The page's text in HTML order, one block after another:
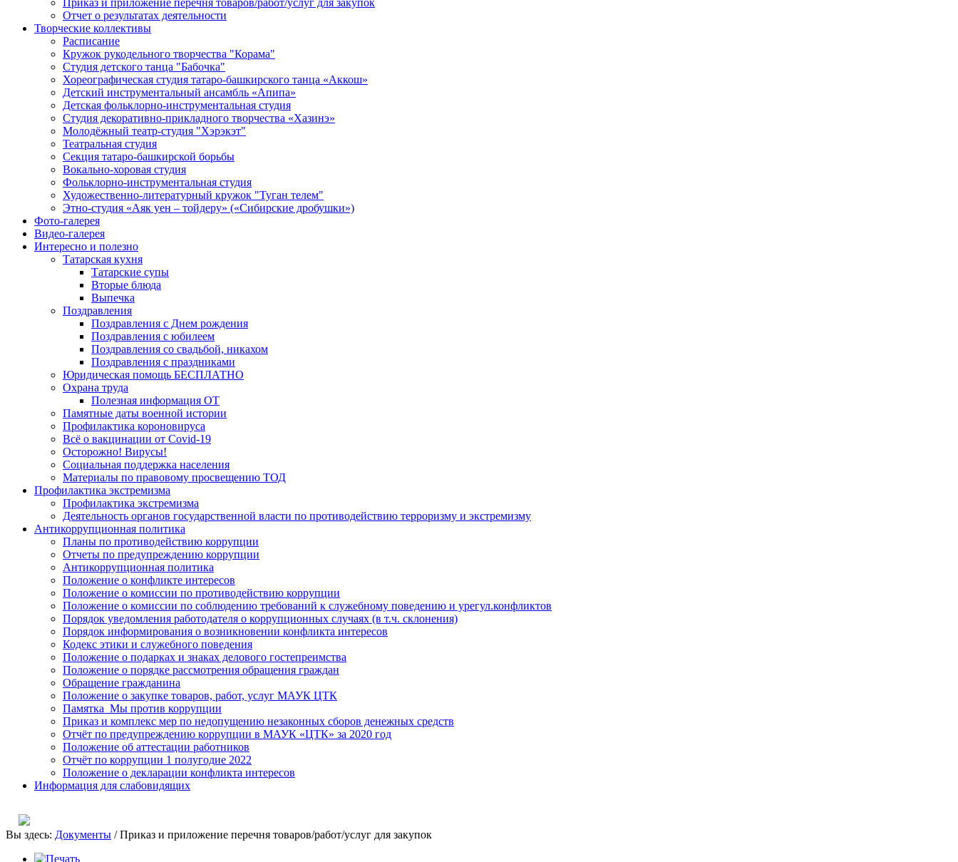
Приказ и приложение перечня товаров/работ/услуг для закупок
Отчет о результатах деятельности
Творческие коллективы
Расписание
Кружок рукодельного творчества "Корама"
Студия детского танца "Бабочка"
Хореографическая студия татаро-башкирского танца «Аккош»
Детский инструментальный ансамбль «Апипа»
Детская фольклорно-инструментальная студия
Студия декоративно-прикладного творчества «Хазинэ»
Молодёжный театр-студия "Хэрэкэт"
Театральная студия
Секция татаро-башкирской борьбы
Вокально-хоровая студия
Фольклорно-инструментальная студия
Художественно-литературный кружок "Туган телем"
Этно-студия «Аяк уен – тойдеру» («Сибирские дробушки»)
Фото-галерея
Видео-галерея
Интересно и полезно
Татарская кухня
Татарские супы
Вторые блюда
Выпечка
Поздравления
Поздравления с Днем рождения
Поздравления с юбилеем
Поздравления со свадьбой, никахом
Поздравления с праздниками
Юридическая помощь БЕСПЛАТНО
Охрана труда
Полезная информация ОТ
Памятные даты военной истории
Профилактика короновируса
Всё о вакцинации от Covid-19
Осторожно! Вирусы!
Социальная поддержка населения
Материалы по правовому просвещению ТОД
Профилактика экстремизма
Профилактика экстремизма
Деятельность органов государственной власти по противодействию терроризму и экстремизму
Антикоррупционная политика
Планы по противодействию коррупции
Отчеты по предупреждению коррупции
Антикоррупционная политика
Положение о конфликте интересов
Положение о комиссии по противодействию коррупции
Положение о комиссии по соблюдению требований к служебному поведению и урегул.конфликтов
Порядок уведомления работодателя о коррупционных случаях (в т.ч. склонения)
Порядок информирования о возникновении конфликта интересов
Кодекс этики и служебного поведения
Положение о подарках и знаках делового гостепреимства
Положение о порядке рассмотрения обращения граждан
Обращение гражданина
Положение о закупке товаров, работ, услуг МАУК ЦТК
Памятка_Мы против коррупции
Приказ и комплекс мер по недопущению незаконных сборов денежных средств
Отчёт по предупреждению коррупции в МАУК «ЦТК» за 2020 год
Положение об аттестации работников
Отчёт по коррупции 1 полугодие 2022
Положение о декларации конфликта интересов
Информация для слабовидящих
Вы здесь: Документы /Приказ и приложение перечня товаров/работ/услуг для закупок